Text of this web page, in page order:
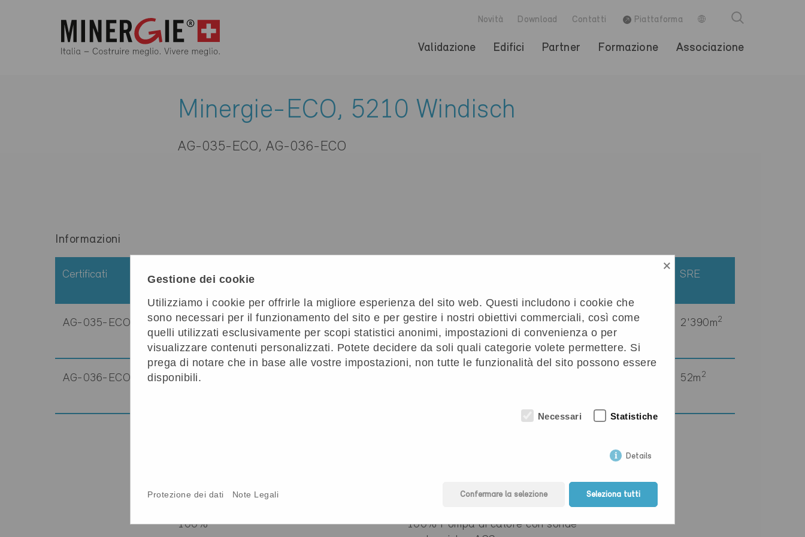
Validazione Edifici Partner Formazione Associazione
Novità Download Contatti Piattaforma
Minergie-ECO, 5210 Windisch
AG-035-ECO, AG-036-ECO
Informazioni
Certificati Standard Stato SRE
AG-035-ECO Minergie-ECO
Definitivo
16.2.2026
Zürcherstrasse 40 a
5210 Windisch
Nuova costruzione Abitazioni PF 2'390m2
AG-036-ECO Minergie-ECO 52m 2
100%
100% Pompa di calore con sonde
Gestione dei cookie
×
Utilizziamo i cookie per offrirle la migliore esperienza del sito web. Questi includono i cookie che
sono necessari per il funzionamento del sito e per gestire i nostri obiettivi commerciali, così come
quelli utilizzati esclusivamente per scopi statistici anonimi, impostazioni di convenienza o per
visualizzare contenuti personalizzati. Potete decidere da soli quali categorie volete permettere. Si
prega di notare che in base alle vostre impostazioni, non tutte le funzionalità del sito possono essere
disponibili.
Necessari Statistiche
Details
Confermare la selezione Seleziona tutti
Protezione dei dati Note Legali